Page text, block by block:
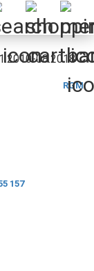
08.2018
RGM